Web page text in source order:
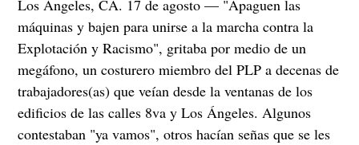
Los Ángeles, CA. 17 de agosto — "Apaguen las
máquinas y bajen para unirse a la marcha contra la
Explotación y Racismo", gritaba por medio de un
megáfono, un costurero miembro del PLP a decenas de
trabajadores(as) que veían desde la ventanas de los
edificios de las calles 8va y Los Ángeles. Algunos
contestaban "ya vamos", otros hacían señas que se les